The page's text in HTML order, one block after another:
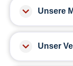
Unsere
Unser